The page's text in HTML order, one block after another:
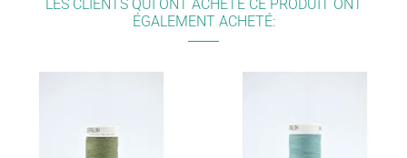
LES CLIENTS QUI ONT ACHETÉ CE PRODUIT ONT
ÉGALEMENT ACHETÉ: